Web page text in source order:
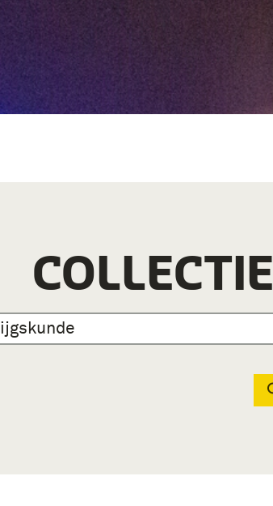
COLLECTIE